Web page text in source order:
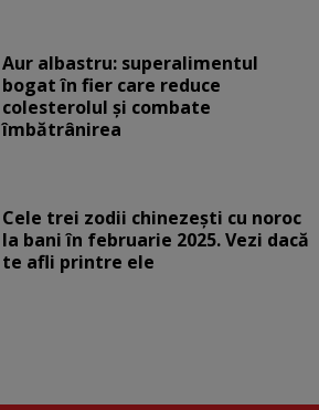
Aur albastru: superalimentul
bogat în fier care reduce
colesterolul și combate
îmbătrânirea
Cele trei zodii chinezești cu noroc
la bani în februarie 2025. Vezi dacă
te afli printre ele